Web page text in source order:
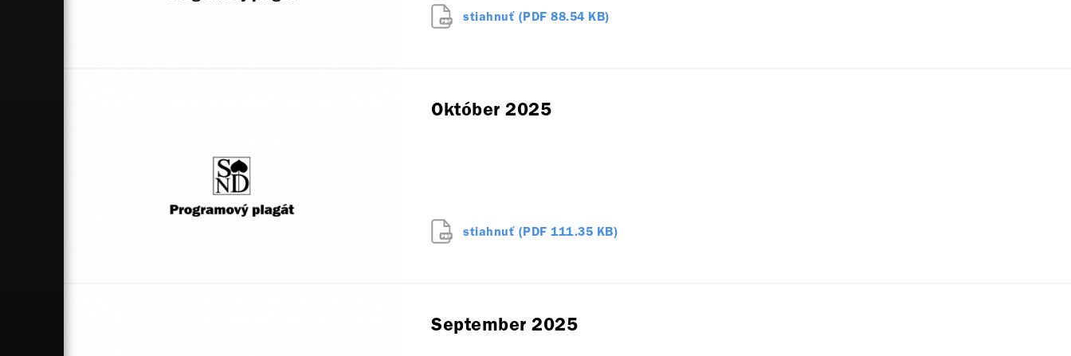
stiahnuť (PDF 88.54 KB)
Október 2025
stiahnuť (PDF 111.35 KB)
September 2025